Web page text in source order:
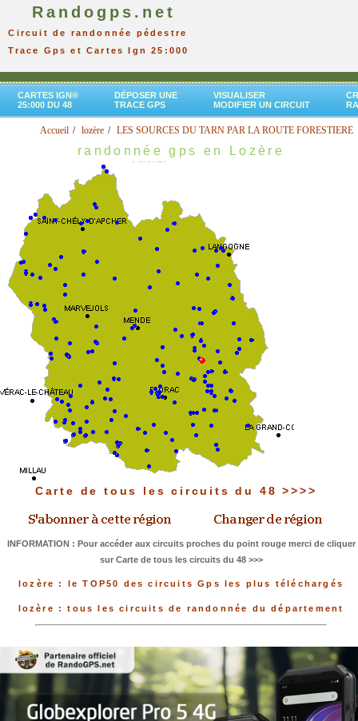
Randogps.net
Circuit de randonnée pédestre
Trace Gps et Cartes Ign 25:000
CARTES IGN®
25:000 DU 48
DÉPOSER UNE
TRACE GPS
VISUALISER
MODIFIER UN CIRCUIT
Accueil lozère LES SOURCES DU TARN PAR LA ROUTE FORESTIERE
randonnée gps en Lozère
Carte de tous les circuits du 48 >>>>
INFORMATION : Pour accéder aux circuits proches du point rouge merci de cliquer
sur Carte de tous les circuits du 48 >>>
lozère : le TOP50 des circuits Gps les plus téléchargés
lozère : tous les circuits de randonnée du département